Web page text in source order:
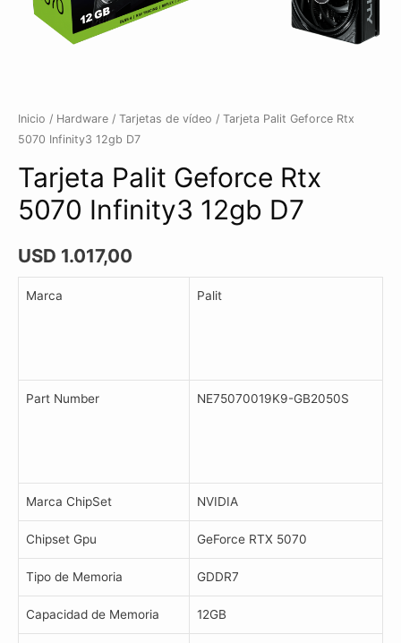
Inicio / Hardware / Tarjetas de vídeo / Tarjeta Palit Geforce Rtx
5070 Infinity3 12gb D7
Tarjeta Palit Geforce Rtx
5070 Infinity3 12gb D7
USD 1.017,00
Marca Palit
Part Number NE75070019K9-GB2050S
Marca ChipSet NVIDIA
Chipset Gpu GeForce RTX 5070
Tipo de Memoria GDDR7
Capacidad de Memoria 12GB